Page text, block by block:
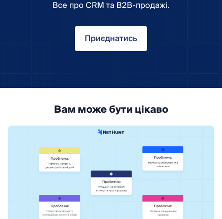
Все про CRM та B2B-продажі.
Приєднатись
Вам може бути цікаво